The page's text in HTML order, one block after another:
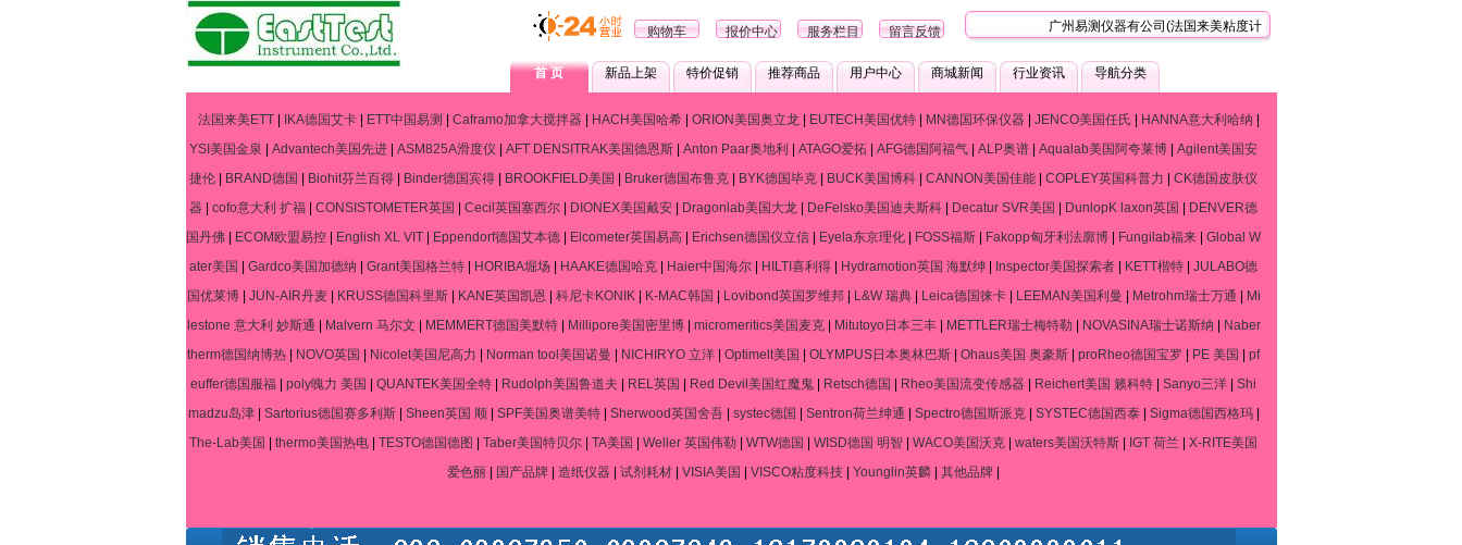
广州易测仪器有公司(法国来美粘度计、流变仪、质构仪技术服务中心)，是
购物车 报价中心 服务栏目 留言反馈
首 页 新品上架 特价促销 推荐商品 用户中心 商城新闻 行业资讯 导航分类
法国来美ETT| IKA德国艾卡| ETT中国易测 Caframo加拿大搅拌器| HACH美国哈希| ORION美国奥立龙| EUTECH美国优特| MN德国环保仪器| JENCO美国任氏 HANNA意大利哈纳
YSI美国金泉
Advantech美国先进 ASM825A滑度仪 AFT DENSITRAK美国德恩斯 Anton Paar奥地利 ATAGO爱拓 AFG德国阿福气 ALP奥谱 Aqualab美国阿夸莱博
Agilent美国安
捷伦
BRAND德国 Biohit芬兰百得 Binder德国宾得 BROOKFIELD美国 Bruker德国布鲁克 BYK德国毕克 BUCK美国博科 CANNON美国佳能 COPLEY英国科普力
CK德国皮肤仪
器
cofo意大利 扩福 CONSISTOMETER英国 Cecil英国塞西尔 DIONEX美国戴安 Dragonlab美国大龙 DeFelsko美国迪夫斯科 Decatur SVR美国 DunlopK laxon英国
DENVER德
国丹佛
ECOM欧盟易控 English XL VIT Eppendorf德国艾本德 Elcometer英国易高 Erichsen德国仪立信 Eyela东京理化 FOSS福斯 Fakopp匈牙利法廓博 Fungilab福来
Global W
ater美国
Gardco美国加德纳 Grant美国格兰特 HORIBA堀场 HAAKE德国哈克 Haier中国海尔 HILTI喜利得 Hydramotion英国 海默绅 Inspector美国探索者 KETT楷特
JULABO德
国优莱博| JUN-AIR丹麦| KRUSS德国科里斯| KANE英国凯恩 科尼卡KONIK| K-MAC韩国 Lovibond英国罗维邦| L&W 瑞典| Leica德国徕卡| LEEMAN美国利曼 Metrohm瑞士万通
Mi
lestone 意大利 妙斯通
Malvern 马尔文 MEMMERT德国美默特| Millipore美国密里博| micromeritics美国麦克| Mitutoyo日本三丰| METTLER瑞士梅特勒 NOVASINA瑞士诺斯纳
Naber
therm德国纳博热
NOVO英国 Nicolet美国尼高力 Norman tool美国诺曼 NICHIRYO 立洋 Optimelt美国 OLYMPUS日本奥林巴斯 Ohaus美国 奥豪斯 proRheo德国宝罗 PE 美国
pf
euffer德国服福
poly魄力 美国 QUANTEK美国全特 Rudolph美国鲁道夫 REL英国 Red Devil美国红魔鬼 Retsch德国 Rheo美国流变传感器 Reichert美国 籁科特 Sanyo三洋
Shi
madzu岛津| Sartorius德国赛多利斯| Sheen英国 顺| SPF美国奥谱美特| Sherwood英国舍吾| systec德国 Sentron荷兰绅通 Spectro德国斯派克| SYSTEC德国西泰| Sigma德国西格玛|
The-Lab美国
thermo美国热电 TESTO德国德图 Taber美国特贝尔 TA美国 Weller 英国伟勒 WTW德国 WISD德国 明智 WACO美国沃克 waters美国沃特斯 IGT 荷兰
X-RITE美国
爱色丽
国产品牌 造纸仪器 试剂耗材 VISIA美国 VISCO粘度科技 Younglin英麟 其他品牌